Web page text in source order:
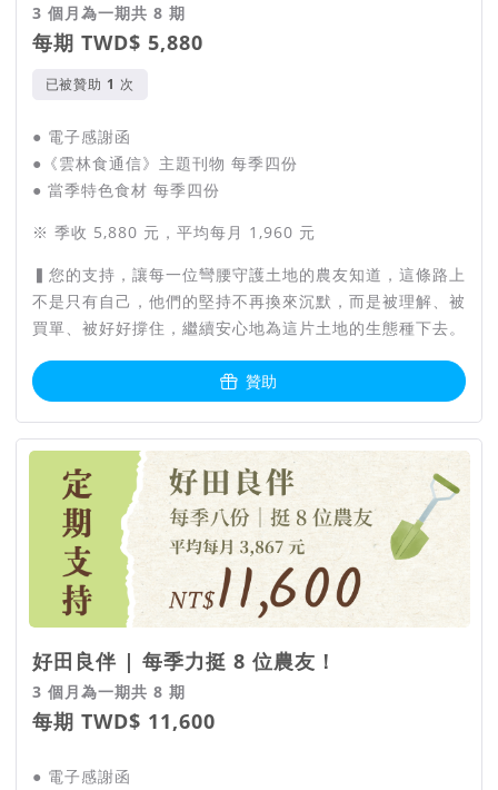
3 個月為一期共 8 期
每期 TWD$ 5,880
已被贊助 次
● 電子感謝函
●《雲林食通信》主題刊物 每季四份
● 當季特色食材 每季四份
※ 季收 5,880 元，平均每月 1,960 元
▍您的支持，讓每一位彎腰守護土地的農友知道，這條路上
不是只有自己，他們的堅持不再換來沉默，而是被理解、被
買單、被好好撐住，繼續安心地為這片土地的生態種下去。
贊助
好田良伴 | 每季力挺 8 位農友！
3 個月為一期共 8 期
每期 TWD$ 11,600
● 電子感謝函